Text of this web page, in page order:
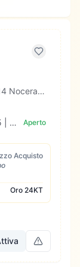
Corso Vittorio Emanuele II, 33, 84014 Nocera Inferiore SA, Italia
Lun-Sab: 09:00-13:00, 17:00-20:15 | Dom: Chiuso
Aperto
Acquisto
Oro 24KT